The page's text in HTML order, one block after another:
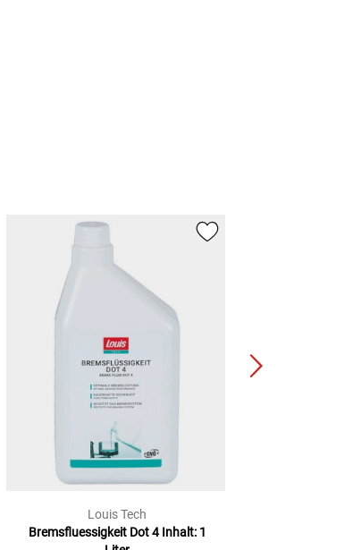
Louis Tech
Bremsfluessigkeit Dot 4 Inhalt: 1